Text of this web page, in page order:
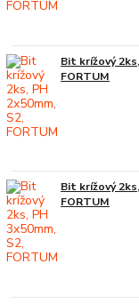
Bit krížový
FORTUM
Bit krížový
FORTUM